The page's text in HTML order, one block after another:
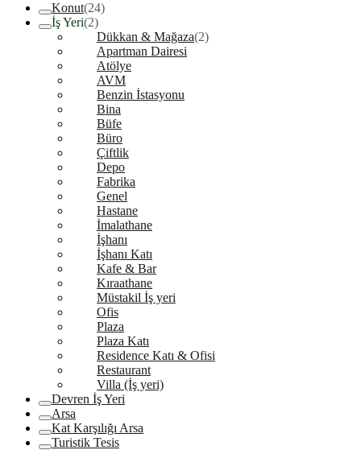
Konut(24)
İş Yeri(2)
Dükkan & Mağaza(2)
Apartman Dairesi
Atölye
AVM
Benzin İstasyonu
Bina
Büfe
Büro
Çiftlik
Depo
Fabrika
Genel
Hastane
İmalathane
İşhanı
İşhanı Katı
Kafe & Bar
Kıraathane
Müstakil İş yeri
Ofis
Plaza
Plaza Katı
Residence Katı & Ofisi
Restaurant
Villa (İş yeri)
Devren İş Yeri
Arsa
Kat Karşılığı Arsa
Turistik Tesis